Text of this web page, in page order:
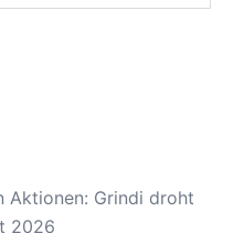
Aktionen: Grindi droht
2026